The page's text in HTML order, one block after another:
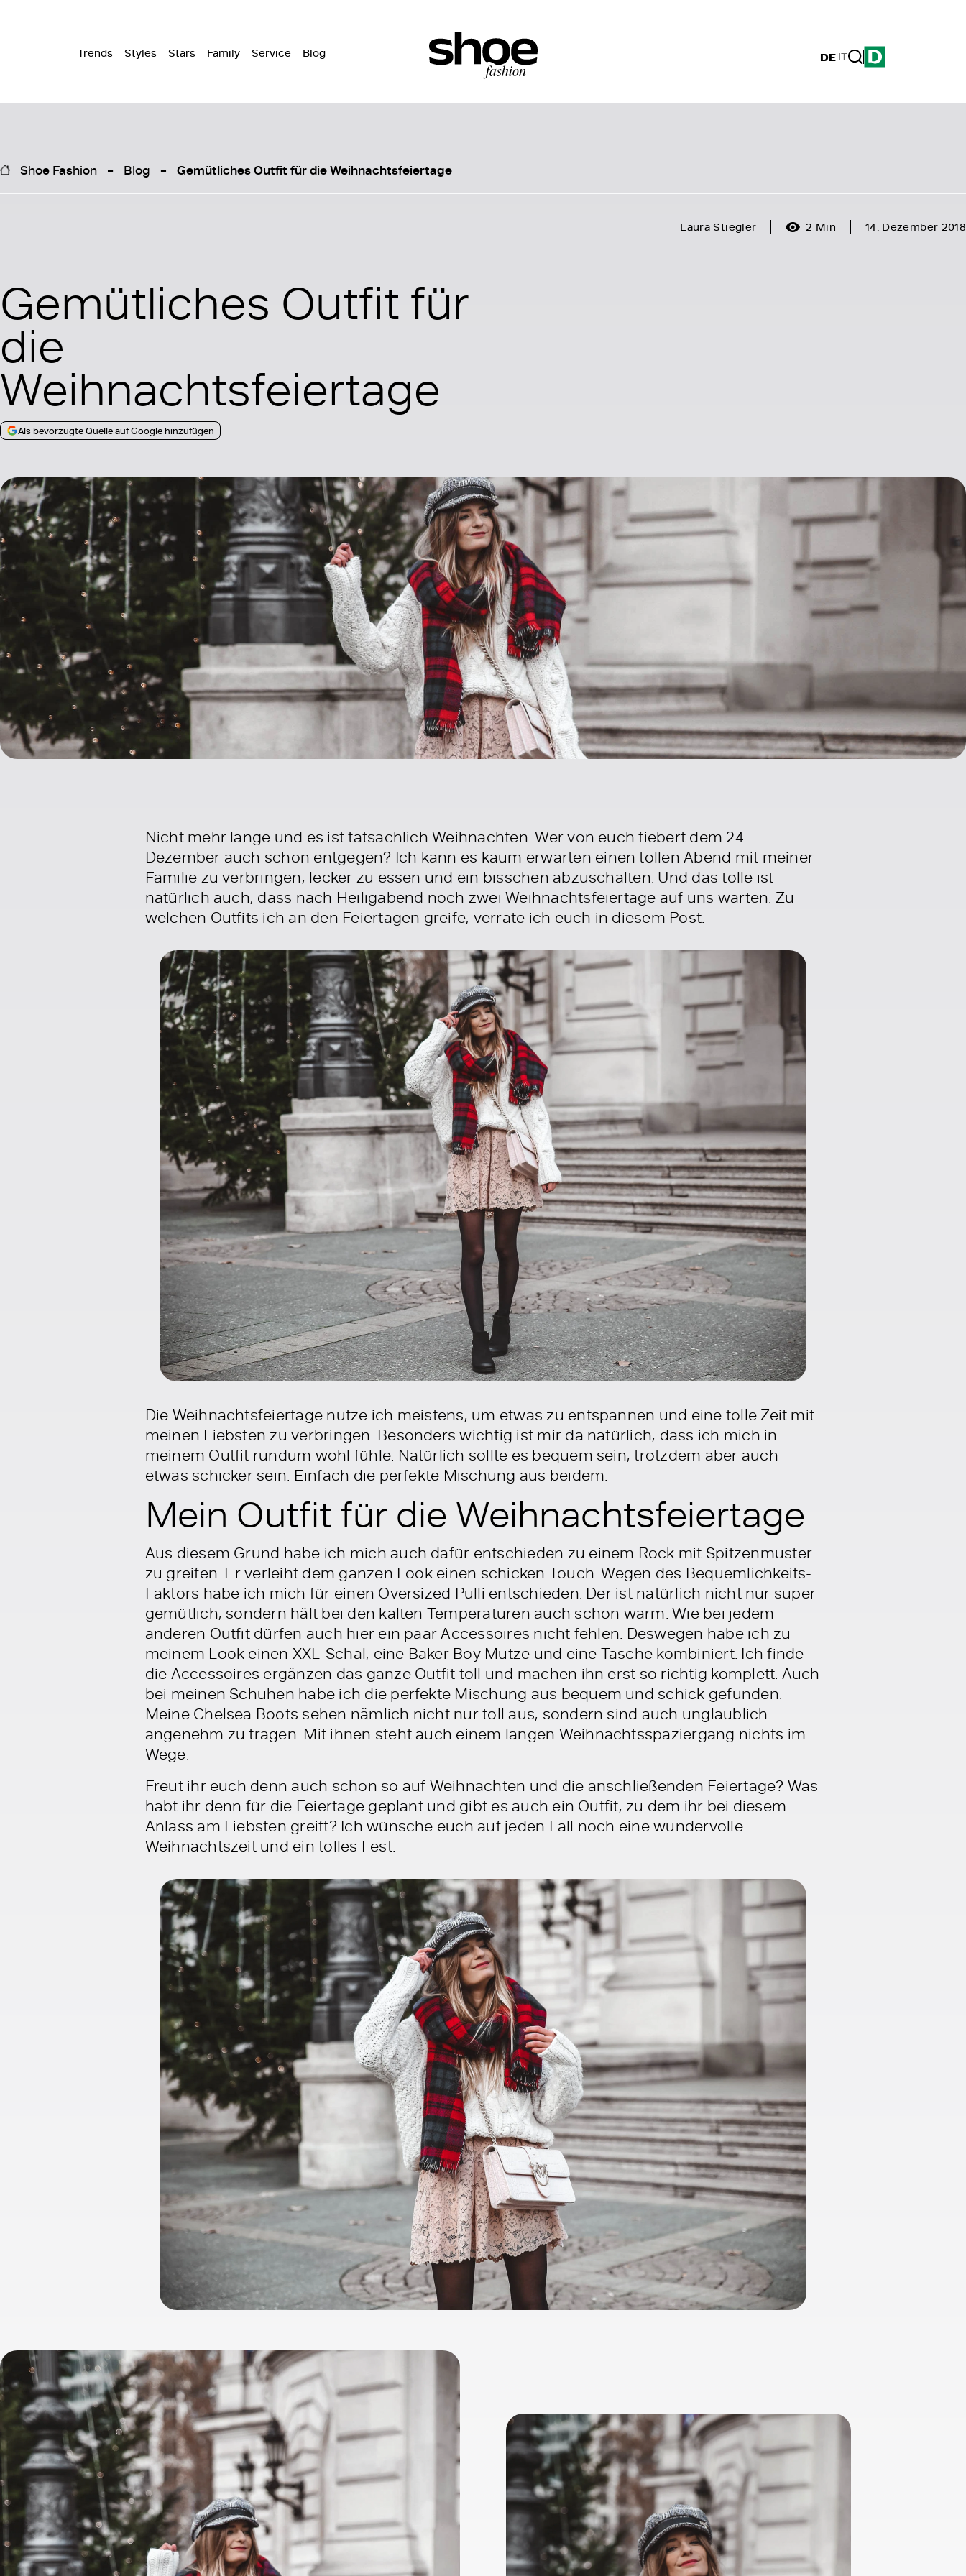
Trends Styles Stars Family Service Blog DE|IT
Shoe Fashion Blog Gemütliches Outfit für die Weihnachtsfeiertage
Laura Stiegler 2 Min 14. Dezember 2018
Gemütliches Outfit für
die
Weihnachtsfeiertage
Als bevorzugte Quelle auf Google hinzufügen
Nicht mehr lange und es ist tatsächlich Weihnachten. Wer von euch fiebert dem 24.
Dezember auch schon entgegen? Ich kann es kaum erwarten einen tollen Abend mit meiner
Familie zu verbringen, lecker zu essen und ein bisschen abzuschalten. Und das tolle ist
natürlich auch, dass nach Heiligabend noch zwei Weihnachtsfeiertage auf uns warten. Zu
welchen Outfits ich an den Feiertagen greife, verrate ich euch in diesem Post.
Die Weihnachtsfeiertage nutze ich meistens, um etwas zu entspannen und eine tolle Zeit mit
meinen Liebsten zu verbringen. Besonders wichtig ist mir da natürlich, dass ich mich in
meinem Outfit rundum wohl fühle. Natürlich sollte es bequem sein, trotzdem aber auch
etwas schicker sein. Einfach die perfekte Mischung aus beidem.
Mein Outfit für die Weihnachtsfeiertage
Aus diesem Grund habe ich mich auch dafür entschieden zu einem Rock mit Spitzenmuster
zu greifen. Er verleiht dem ganzen Look einen schicken Touch. Wegen des Bequemlichkeits-
Faktors habe ich mich für einen Oversized Pulli entschieden. Der ist natürlich nicht nur super
gemütlich, sondern hält bei den kalten Temperaturen auch schön warm. Wie bei jedem
anderen Outfit dürfen auch hier ein paar Accessoires nicht fehlen. Deswegen habe ich zu
meinem Look einen XXL-Schal, eine Baker Boy Mütze und eine Tasche kombiniert. Ich finde
die Accessoires ergänzen das ganze Outfit toll und machen ihn erst so richtig komplett. Auch
bei meinen Schuhen habe ich die perfekte Mischung aus bequem und schick gefunden.
Meine Chelsea Boots sehen nämlich nicht nur toll aus, sondern sind auch unglaublich
angenehm zu tragen. Mit ihnen steht auch einem langen Weihnachtsspaziergang nichts im
Wege.
Freut ihr euch denn auch schon so auf Weihnachten und die anschließenden Feiertage? Was
habt ihr denn für die Feiertage geplant und gibt es auch ein Outfit, zu dem ihr bei diesem
Anlass am Liebsten greift? Ich wünsche euch auf jeden Fall noch eine wundervolle
Weihnachtszeit und ein tolles Fest.